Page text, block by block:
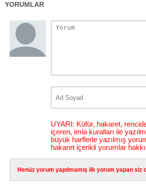
YORUMLAR
UYARI: Küfür, hakaret,
içeren, imla kuralları ile
büyük harflerle yazılmış
hakaret içerikli yorumlar
Henüz yorum yapılmamış ilk yorum yapan siz